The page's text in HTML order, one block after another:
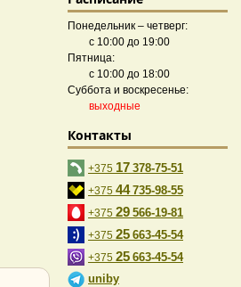
Понедельник – четверг:
с 10:00 до 19:00
Пятница:
с 10:00 до 18:00
Суббота и воскресенье:
выходные
Контакты
+375 17 378-75-51
+375 44 735-98-55
+375 29 566-19-81
+375 25 663-45-54
+375 25 663-45-54
uniby